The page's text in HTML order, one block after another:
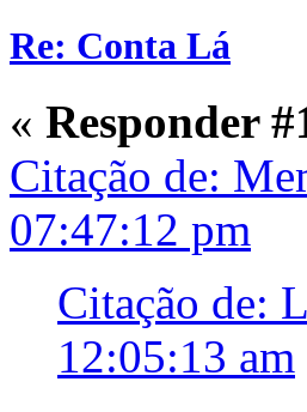
Re: Conta Lá
« Responder
Citação de:
07:47:12 pm
Citação de:
12:05:13 am